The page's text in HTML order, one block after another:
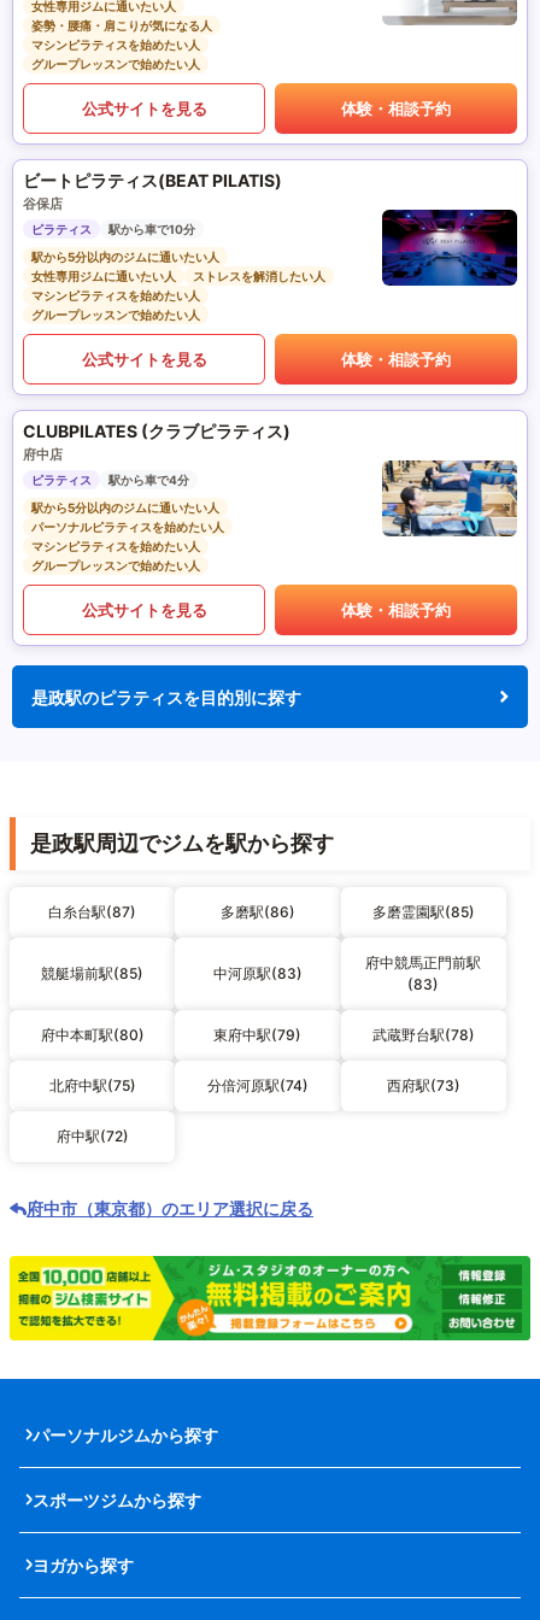
女性専用ジムに通いたい人
姿勢・腰痛・肩こりが気になる人
マシンピラティスを始めたい人
グループレッスンで始めたい人
公式サイトを見る 体験・相談予約
ビートピラティス(BEAT PILATIS)
谷保店
ピラティス
駅から車で10分
駅から5分以内のジムに通いたい人
女性専用ジムに通いたい人
ストレスを解消したい人
マシンピラティスを始めたい人
グループレッスンで始めたい人
公式サイトを見る 体験・相談予約
CLUBPILATES (クラブピラティス)
府中店
ピラティス
駅から車で4分
駅から5分以内のジムに通いたい人
パーソナルピラティスを始めたい人
マシンピラティスを始めたい人
グループレッスンで始めたい人
公式サイトを見る 体験・相談予約
是政駅のピラティスを目的別に探す
是政駅周辺でジムを駅から探す
白糸台駅(87) 多磨駅(86) 多磨霊園駅(85)
競艇場前駅(85) 中河原駅(83)
府中競馬正門前駅
(83)
府中本町駅(80) 東府中駅(79) 武蔵野台駅(78)
北府中駅(75) 分倍河原駅(74) 西府駅(73)
府中駅(72)
府中市（東京都）のエリア選択に戻る
パーソナルジムから探す
スポーツジムから探す
ヨガから探す